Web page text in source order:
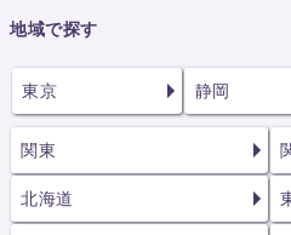
地域で探す
東京 静岡
関東
北海道